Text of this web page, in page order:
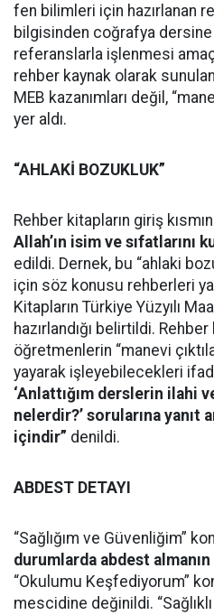
fen bilimleri için hazırlanan
bilgisinden coğrafya
referanslarla işlenmesi
rehber kaynak olarak
MEB kazanımları değil,
yer aldı.
“AHLAKİ BOZUKLUK”
Rehber kitapların giriş
Allah’ın isim ve sıfatlarını
edildi. Dernek, bu “ahlaki
için söz konusu rehberleri
Kitapların Türkiye Yüzyılı
hazırlandığı belirtildi.
öğretmenlerin “manevi
yayarak işleyebilecekleri
‘Anlattığım derslerin ilahi
nelerdir?’ sorularına
içindir” denildi.
ABDEST DETAYI
“Sağlığım ve Güvenliğim”
durumlarda abdest almanın
“Okulumu Keşfediyorum”
mescidine değinildi. “Sağlıklı